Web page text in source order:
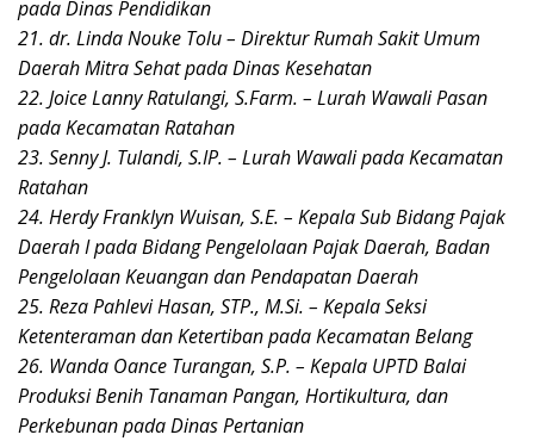
pada Dinas Pendidikan
21. dr. Linda Nouke Tolu – Direktur Rumah Sakit Umum
Daerah Mitra Sehat pada Dinas Kesehatan
22. Joice Lanny Ratulangi, S.Farm. – Lurah Wawali Pasan
pada Kecamatan Ratahan
23. Senny J. Tulandi, S.IP. – Lurah Wawali pada Kecamatan
Ratahan
24. Herdy Franklyn Wuisan, S.E. – Kepala Sub Bidang Pajak
Daerah I pada Bidang Pengelolaan Pajak Daerah, Badan
Pengelolaan Keuangan dan Pendapatan Daerah
25. Reza Pahlevi Hasan, STP., M.Si. – Kepala Seksi
Ketenteraman dan Ketertiban pada Kecamatan Belang
26. Wanda Oance Turangan, S.P. – Kepala UPTD Balai
Produksi Benih Tanaman Pangan, Hortikultura, dan
Perkebunan pada Dinas Pertanian